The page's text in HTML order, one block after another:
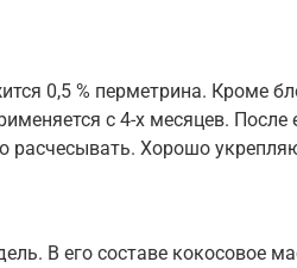
0,5 % перметрина. Кроме
с 4-х месяцев. После
расчесывать. Хорошо
В его составе кокосовое